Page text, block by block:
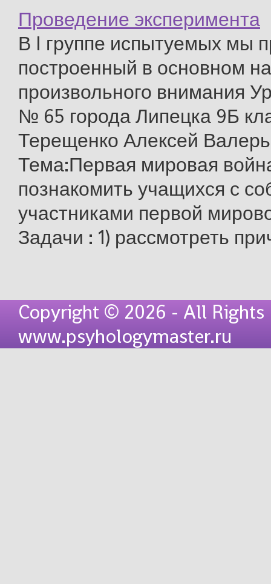
Проведение эксперимента
В I группе испытуемых мы
построенный в основном
произвольного внимания
№ 65 города Липецка 9Б
Терещенко Алексей
Тема:Первая мировая
познакомить учащихся с
участниками первой
Задачи : 1) рассмотреть
Copyright © 2026 - All Rights
www.psyhologymaster.ru